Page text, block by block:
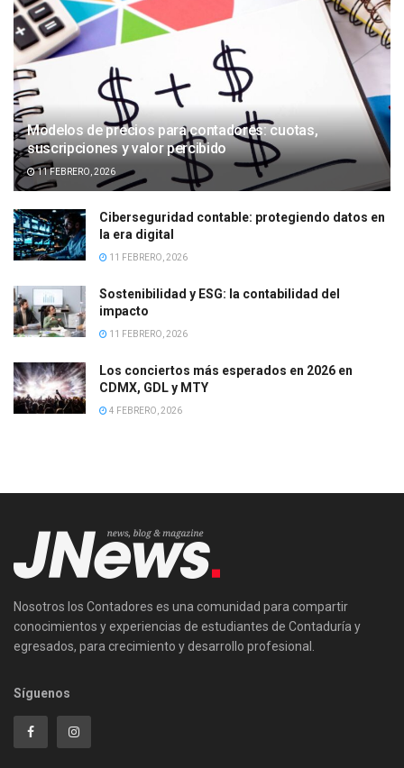
Modelos de precios para contadores: cuotas,
suscripciones y valor percibido
11 FEBRERO, 2026
Ciberseguridad contable: protegiendo datos en
la era digital
11 FEBRERO, 2026
Sostenibilidad y ESG: la contabilidad del
impacto
11 FEBRERO, 2026
Los conciertos más esperados en 2026 en
CDMX, GDL y MTY
4 FEBRERO, 2026
Nosotros los Contadores es una comunidad para compartir
conocimientos y experiencias de estudiantes de Contaduría y
egresados, para crecimiento y desarrollo profesional.
Síguenos